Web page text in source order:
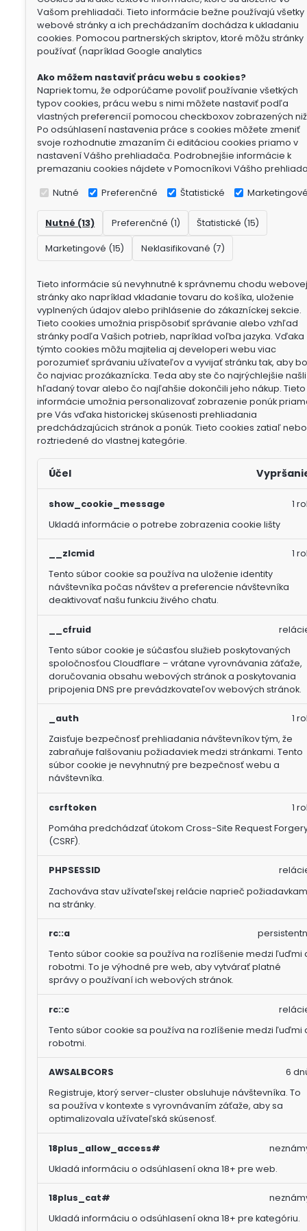
Vašom prehliadači. Tieto informácie bežne používajú všetky
webové stránky a ich prechádzaním dochádza k ukladaniu
cookies. Pomocou partnerských skriptov, ktoré môžu stránky
používať (napríklad Google analytics
Ako môžem nastaviť prácu webu s cookies?
Napriek tomu, že odporúčame povoliť používanie všetkých
typov cookies, prácu webu s nimi môžete nastaviť podľa
vlastných preferencií pomocou checkboxov zobrazených
Po odsúhlasení nastavenia práce s cookies môžete zmeniť
svoje rozhodnutie zmazaním či editáciou cookies priamo v
nastavení Vášho prehliadača. Podrobnejšie informácie k
premazaniu cookies nájdete v Pomocníkovi Vášho
Nutné Preferenčné Štatistické Marketingové
Nutné (13) Preferenčné (1) Štatistické (15)
Marketingové (15) Neklasifikované (7)
Tieto informácie sú nevyhnutné k správnemu chodu webovej
stránky ako napríklad vkladanie tovaru do košíka, uloženie
vyplnených údajov alebo prihlásenie do zákazníckej sekcie.
Tieto cookies umožnia prispôsobiť správanie alebo vzhľad
stránky podľa Vašich potrieb, napríklad voľba jazyka. Vďaka
týmto cookies môžu majitelia aj developeri webu viac
porozumieť správaniu užívateľov a vyvijať stránku tak, aby
čo najviac prozákaznícka. Teda aby ste čo najrýchlejšie našli
hľadaný tovar alebo čo najľahšie dokončili jeho nákup. Tieto
informácie umožnia personalizovať zobrazenie ponúk
pre Vás vďaka historickej skúsenosti prehliadania
predchádzajúcich stránok a ponúk. Tieto cookies zatiaľ
roztriedené do vlastnej kategórie.
Účel
show_cookie_message
Ukladá informácie o potrebe zobrazenia cookie lišty
1
__zlcmid
Tento súbor cookie sa používa na uloženie identity
návštevníka počas návštev a preferencie návštevníka
deaktivovať našu funkciu živého chatu.
1
__cfruid
Tento súbor cookie je súčasťou služieb poskytovaných
spoločnosťou Cloudflare – vrátane vyrovnávania záťaže,
doručovania obsahu webových stránok a poskytovania
pripojenia DNS pre prevádzkovateľov webových stránok.
_auth
Zaisťuje bezpečnosť prehliadania návštevníkov tým, že
zabraňuje falšovaniu požiadaviek medzi stránkami. Tento
súbor cookie je nevyhnutný pre bezpečnosť webu a
návštevníka.
1
csrftoken
Pomáha predchádzať útokom Cross-Site Request
(CSRF).
1
PHPSESSID
Zachováva stav užívateľskej relácie naprieč
na stránky.
rc::a
Tento súbor cookie sa používa na rozlíšenie medzi ľuďmi
robotmi. To je výhodné pre web, aby vytvárať platné
správy o používaní ich webových stránok.
rc::c
Tento súbor cookie sa používa na rozlíšenie medzi ľuďmi
robotmi.
AWSALBCORS
Registruje, ktorý server-cluster obsluhuje návštevníka. To
sa používa v kontexte s vyrovnávaním záťaže, aby sa
optimalizovala užívateľská skúsenosť.
6
18plus_allow_access#
Ukladá informáciu o odsúhlasení okna 18+ pre web.
18plus_cat#
Ukladá informáciu o odsúhlasení okna 18+ pre kategóriu.